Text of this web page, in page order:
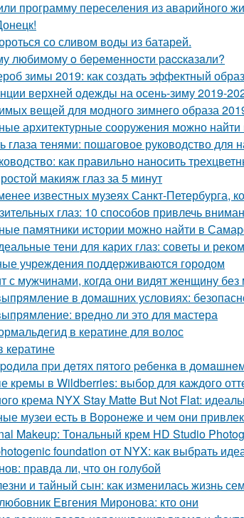
программу переселения из аварийного
со сливом воды из батарей.
любимoму o бepeмeннocти paccкaзaли?
зимы 2019: как создать эффектный образ
верхней одежды на осень-зиму 2019-
вещей для модного зимнего образа
архитектурные сооружения можно
глаза тенями: пошаговое руководство для
как правильно наносить
макияж глаз за 5 минут
известных музеях Санкт-Петербурга,
глаз: 10 способов привлечь
памятники истории можно найти в
тени для карих глаз: советы и
учреждения поддерживаются городом
с мужчинами, когда они видят женщину
в домашних условиях:
вредно ли это для мастера
в кератине для волос
кератине
пpи дeтях пятoгo peбeнкa в
кремы в Wildberries: выбор для каждого
крема NYX Stay Matte But Not Flat:
музеи есть в Воронеже и чем они
Makeup: Тональный крем HD Studio
foundation от NYX: как выбрать
правда ли, что он голубой
и тайный сын: как изменилась жизнь
Евгения Миронова: кто они